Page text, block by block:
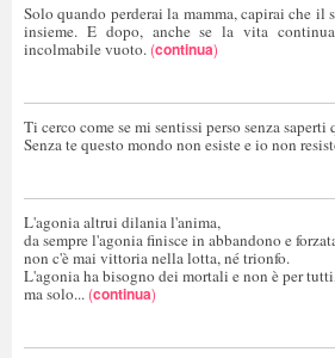
Solo quando perderai la mamma, capirai che il
insieme. E dopo, anche se la vita
incolmabile vuoto. (continua)
Ti cerco come se mi sentissi perso senza saperti
Senza te questo mondo non esiste e io non
L'agonia altrui dilania l'anima,
da sempre l'agonia finisce in abbandono e
non c'è mai vittoria nella lotta, né trionfo.
L'agonia ha bisogno dei mortali e non è per
ma solo... (continua)